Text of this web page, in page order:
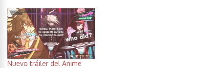
Nuevo tráiler del Anime